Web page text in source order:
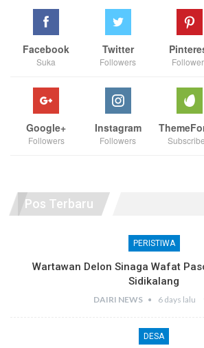
Facebook
Suka
Twitter
Followers
Google+
Followers
Instagram
Followers
Pos Terbaru
PERISTIWA
Wartawan Delon Sinaga Wafat
Sidikalang
DAIRI NEWS 6 days lalu
DESA